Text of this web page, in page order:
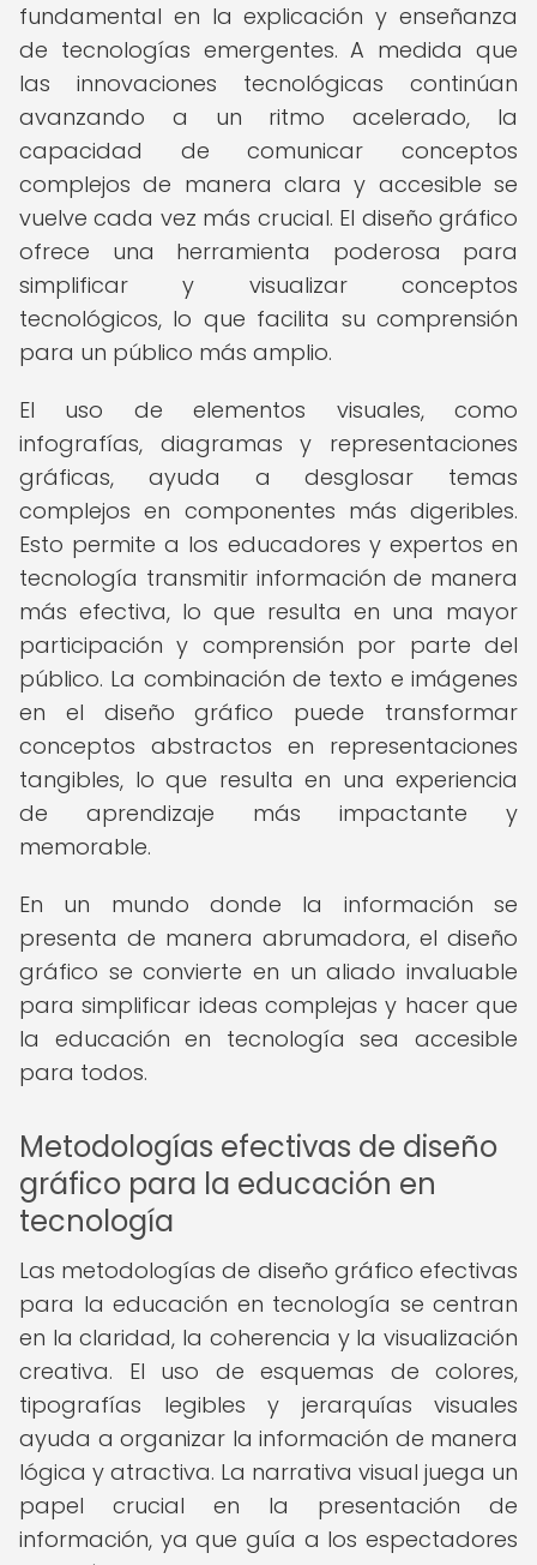
fundamental en la explicación y enseñanza
de tecnologías emergentes. A medida que
las innovaciones tecnológicas continúan
avanzando a un ritmo acelerado, la
capacidad de comunicar conceptos
complejos de manera clara y accesible se
vuelve cada vez más crucial. El diseño gráfico
ofrece una herramienta poderosa para
simplificar y visualizar conceptos
tecnológicos, lo que facilita su comprensión
para un público más amplio.
El uso de elementos visuales, como
infografías, diagramas y representaciones
gráficas, ayuda a desglosar temas
complejos en componentes más digeribles.
Esto permite a los educadores y expertos en
tecnología transmitir información de manera
más efectiva, lo que resulta en una mayor
participación y comprensión por parte del
público. La combinación de texto e imágenes
en el diseño gráfico puede transformar
conceptos abstractos en representaciones
tangibles, lo que resulta en una experiencia
de aprendizaje más impactante y
memorable.
En un mundo donde la información se
presenta de manera abrumadora, el diseño
gráfico se convierte en un aliado invaluable
para simplificar ideas complejas y hacer que
la educación en tecnología sea accesible
para todos.
Metodologías efectivas de diseño
gráfico para la educación en
tecnología
Las metodologías de diseño gráfico efectivas
para la educación en tecnología se centran
en la claridad, la coherencia y la visualización
creativa. El uso de esquemas de colores,
tipografías legibles y jerarquías visuales
ayuda a organizar la información de manera
lógica y atractiva. La narrativa visual juega un
papel crucial en la presentación de
información, ya que guía a los espectadores